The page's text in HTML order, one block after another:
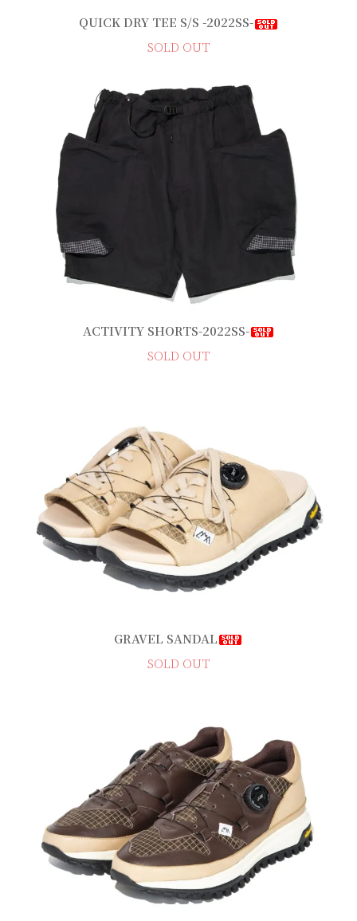
QUICK DRY TEE S/S -2022SS-
SOLD OUT
ACTIVITY SHORTS-2022SS-
SOLD OUT
GRAVEL SANDAL
SOLD OUT